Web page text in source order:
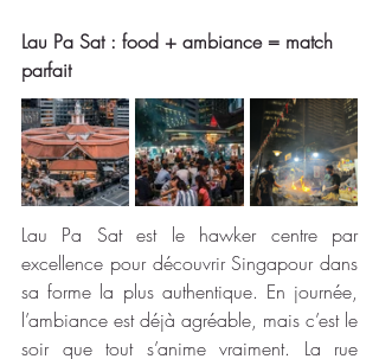
Lau Pa Sat : food + ambiance = match
parfait
Lau Pa Sat est le hawker centre par
excellence pour découvrir Singapour dans
sa forme la plus authentique. En journée,
l’ambiance est déjà agréable, mais c’est le
soir que tout s’anime vraiment. La rue